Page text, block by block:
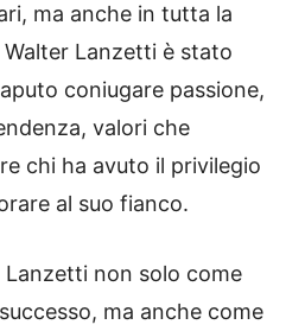
ma anche in tutta la
Lanzetti è stato
coniugare passione,
valori che
chi ha avuto il privilegio
al suo fianco.
Lanzetti non solo come
ma anche come